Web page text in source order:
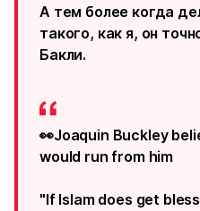
А тем более когда
такого, как я, он
Бакли.
👀Joaquin Buckley
would run from him
"If Islam does get